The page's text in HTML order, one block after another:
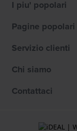
I piu' popolari
Pagine popolari
Servizio clienti
Chi siamo
Contattaci